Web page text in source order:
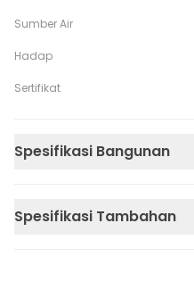
Sumber Air
Hadap
Sertifikat
Spesifikasi Bangunan
Spesifikasi Tambahan